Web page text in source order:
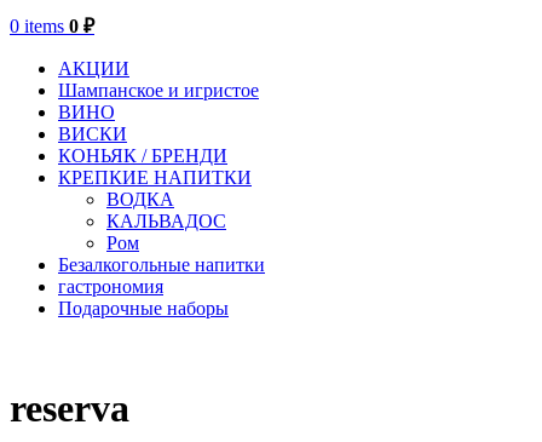
0 items 0 ₽
АКЦИИ
Шампанское и игристое
ВИНО
ВИСКИ
КОНЬЯК / БРЕНДИ
КРЕПКИЕ НАПИТКИ
ВОДКА
КАЛЬВАДОС
Ром
Безалкогольные напитки
гастрономия
Подарочные наборы
reserva